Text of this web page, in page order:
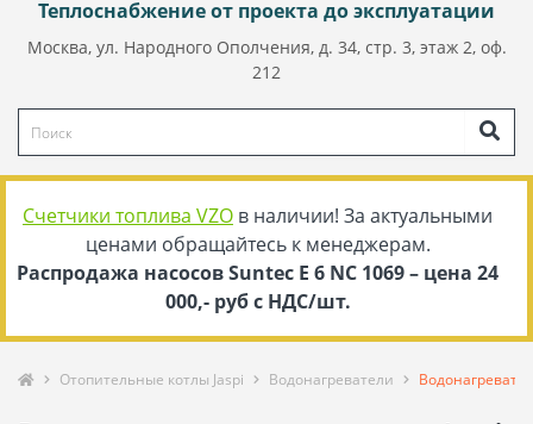
Теплоснабжение от проекта до эксплуатации
Москва, ул. Народного Ополчения, д. 34, стр. 3, этаж 2, оф.
212
Счетчики топлива VZO в наличии! За актуальными
ценами обращайтесь к менеджерам.
Распродажа насосов Suntec E 6 NC 1069 – цена 24
000,- руб с НДС/шт.
Отопительные котлы Jaspi Водонагреватели